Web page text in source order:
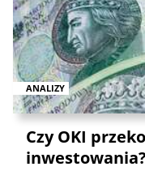
ANALIZY
Czy OKI
inwestowania?